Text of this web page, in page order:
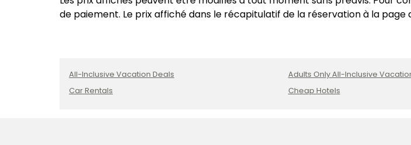
de paiement. Le prix affiché dans le récapitulatif de la réservation à la
All-Inclusive Vacation Deals
Car Rentals
Adults Only All-Inclusive
Cheap Hotels